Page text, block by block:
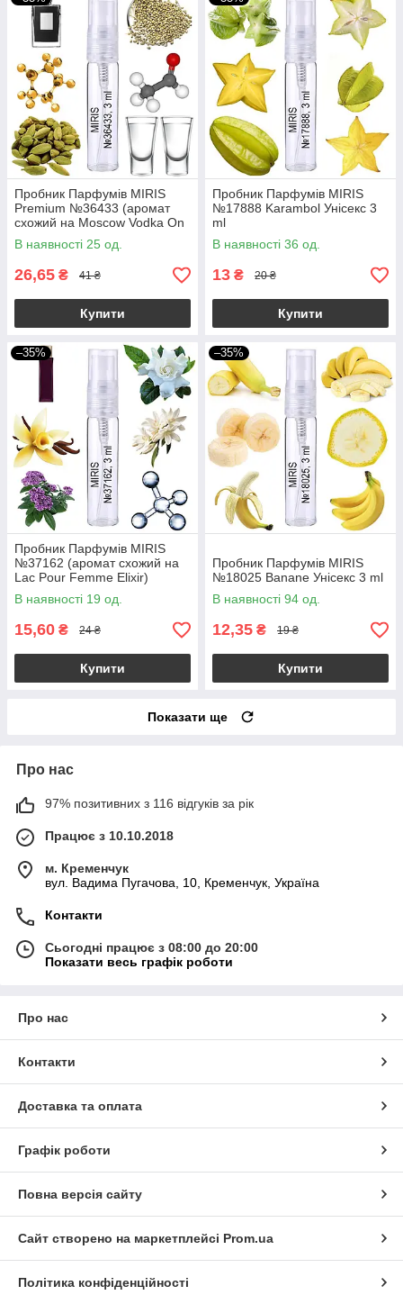
Пробник Парфумів MIRIS
Premium №36433 (аромат
схожий на Moscow Vodka On
The Rocks) Унісекс 3 ml
В наявності 25 од.
26,65 ₴ 41 ₴
Купити
Пробник Парфумів MIRIS
№17888 Karambol Унісекс 3
ml
В наявності 36 од.
13 ₴ 20 ₴
Купити
–35%
Пробник Парфумів MIRIS
№37162 (аромат схожий на
Lac Pour Femme Elixir)
Жіночий 3 ml
В наявності 19 од.
15,60 ₴ 24 ₴
Купити
–35%
Пробник Парфумів MIRIS
№18025 Banane Унісекс 3 ml
В наявності 94 од.
12,35 ₴ 19 ₴
Купити
Показати ще
Про нас
97% позитивних з 116 відгуків за рік
Працює з 10.10.2018
м. Кременчук
вул. Вадима Пугачова, 10, Кременчук, Україна
Контакти
Сьогодні працює з 08:00 до 20:00
Показати весь графік роботи
Про нас
Контакти
Доставка та оплата
Графік роботи
Повна версія сайту
Сайт створено на маркетплейсі Prom.ua
Політика конфіденційності